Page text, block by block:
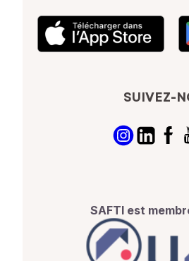
SUIVEZ-
SAFTI est